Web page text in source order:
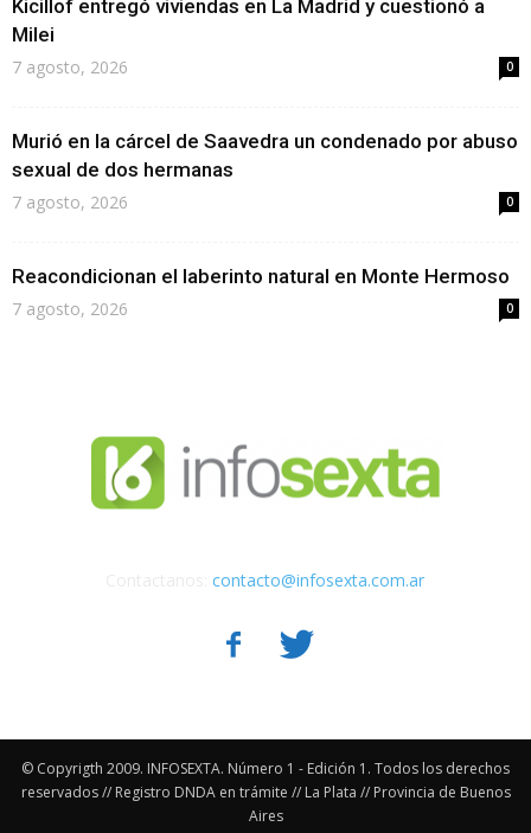
Kicillof entregó viviendas en La Madrid y cuestionó a
Milei
7 agosto, 2026 0
Murió en la cárcel de Saavedra un condenado por abuso
sexual de dos hermanas
7 agosto, 2026 0
Reacondicionan el laberinto natural en Monte Hermoso
7 agosto, 2026 0
contacto@infosexta.com.ar
© Copyrigth 2009. INFOSEXTA. Número 1 - Edición 1. Todos los derechos
reservados // Registro DNDA en trámite // La Plata // Provincia de Buenos
Aires